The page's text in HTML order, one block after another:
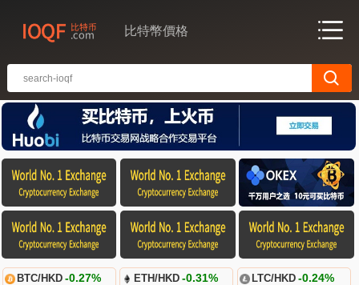
比特幣價格
BTC/HKD -0.27% ETH/HKD -0.31% LTC/HKD -0.24%